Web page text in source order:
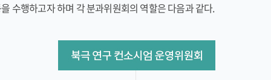
수행하고자 하며 각 분과위원회의 역할은 다음과 같다.